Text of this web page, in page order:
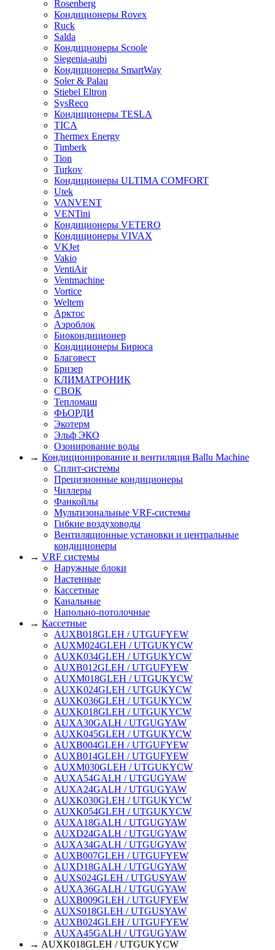
Rosenberg
Кондиционеры Rovex
Ruck
Salda
Кондиционеры Scoole
Siegenia-aubi
Кондиционеры SmartWay
Soler & Palau
Stiebel Eltron
SysReco
Кондиционеры TESLA
TICA
Thermex Energy
Timberk
Tion
Turkov
Кондиционеры ULTIMA COMFORT
Utek
VANVENT
VENTini
Кондиционеры VETERO
Кондиционеры VIVAX
VKJet
Vakio
VentiAir
Ventmachine
Vortice
Weltem
Арктос
Аэроблок
Биокондиционер
Кондиционеры Бирюса
Благовест
Бризер
КЛИМАТРОНИК
СВОК
Тепломаш
ФЬОРДИ
Экотерм
Эльф ЭКО
Озонирование воды
→ Кондиционирование и вентиляция Ballu Machine
Сплит-системы
Прецизионные кондиционеры
Чиллеры
Фанкойлы
Мультизональные VRF-системы
Гибкие воздуховоды
Вентиляционные установки и центральные
кондиционеры
→ VRF системы
Наружные блоки
Настенные
Кассетные
Канальные
Напольно-потолочные
→ Кассетные
AUXB018GLEH / UTGUFYEW
AUXM024GLEH / UTGUKYCW
AUXK034GLEH / UTGUKYCW
AUXB012GLEH / UTGUFYEW
AUXM018GLEH / UTGUKYCW
AUXK024GLEH / UTGUKYCW
AUXK036GLEH / UTGUKYCW
AUXK018GLEH / UTGUKYCW
AUXA30GALH / UTGUGYAW
AUXK045GLEH / UTGUKYCW
AUXB004GLEH / UTGUFYEW
AUXB014GLEH / UTGUFYEW
AUXM030GLEH / UTGUKYCW
AUXA54GALH / UTGUGYAW
AUXA24GALH / UTGUGYAW
AUXK030GLEH / UTGUKYCW
AUXK054GLEH / UTGUKYCW
AUXA18GALH / UTGUGYAW
AUXD24GALH / UTGUGYAW
AUXA34GALH / UTGUGYAW
AUXB007GLEH / UTGUFYEW
AUXD18GALH / UTGUGYAW
AUXS024GLEH / UTGUSYAW
AUXA36GALH / UTGUGYAW
AUXB009GLEH / UTGUFYEW
AUXS018GLEH / UTGUSYAW
AUXB024GLEH / UTGUFYEW
AUXA45GALH / UTGUGYAW
→ AUXK018GLEH / UTGUKYCW